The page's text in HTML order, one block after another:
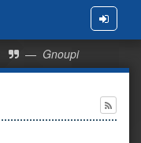
Menu
— Gnoupi